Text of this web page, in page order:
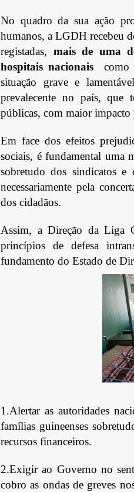
No quadro da sua ação
humanos, a LGDH recebeu
registadas, mais de uma
hospitais nacionais
como
situação grave e
prevalecente no país, que
públicas, com maior impacto
Em face dos efeitos
sociais, éfundamental uma
sobretudo dos sindicatos e
necessariamente pela
dos cidadãos.
Assim, a Direção da Liga
princípios de defesa
fundamento do Estado de
1.Alertar as autoridades
famílias guineenses
recursos financeiros.
2.Exigir ao Governo no
cobro as ondas de greves